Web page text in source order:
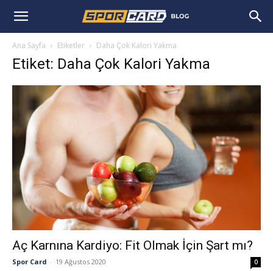
Ana Sayfa Etiketler Daha Çok Kalori Yakma
Etiket: Daha Çok Kalori Yakma
Aç Karnına Kardiyo: Fit Olmak İçin Şart mı?
Spor Card - 19 Ağustos 2020 0